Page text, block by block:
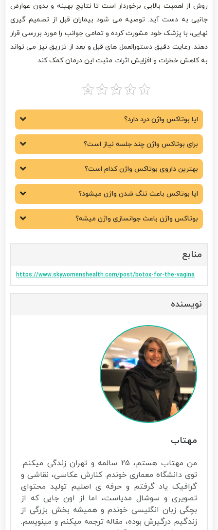
روش از اهمیت بالایی برخوردار است تا نتایج بهینه و بدون عوارض
جانبی به دست آید. توصیه می شود بیماران قبل از تصمیم گیری
نهایی، با پزشک خود مشورت کرده و تمامی جوانب را مورد بررسی قرار
دهند. رعایت دقیق دستورالعمل های قبل و بعد از تزریق نیز می تواند
به کاهش خطرات و افزایش اثرات مثبت این درمان کمک کند.
ایا بوتاکس واژن درد دارد؟
برای بوتاکس واژن چند جلسه نیاز است؟
بهترین داروی بوتاکس واژن کدام است؟
ایا بوتاکس باعث تنگ شدن واژن میشود؟
بوتاکس واژن باعث جوانسازی واژن میشه؟
منابع
https://www.skywomenshealth.com/post/botox-for-the-vagina
نویسنده
مهتاب
من مهتاب هستم، 25 سالمه و تهران زندگی میکنم.
توی دانشگاه معماری خوندم. کنارش عکاسی، نقاشی و
گرافیک یاد گرفتم و حرفه ی اصلیم تولید محتوای
تصویری و سوشال مدیاست، اما از اون جایی که از
بچگی زبان انگلیسی خوندم و همیشه بخش بزرگی از
زندگیم درگیرش بوده، مقاله ترجمه میکنم و مینویسم.